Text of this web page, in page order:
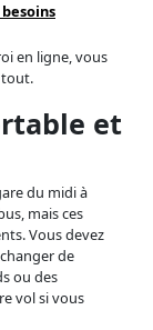
en ligne, vous
tout.
et
du midi à
mais ces
Vous devez
de
ou des
vol si vous